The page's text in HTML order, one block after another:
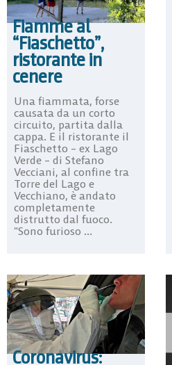
Fiamme al
“Fiaschetto”,
ristorante in
cenere
Una fiammata, forse
causata da un corto
circuito, partita dalla
cappa. E il ristorante il
Fiaschetto – ex Lago
Verde – di Stefano
Vecciani, al confine tra
Torre del Lago e
Vecchiano, è andato
completamente
distrutto dal fuoco.
“Sono furioso ...
Coronavirus: